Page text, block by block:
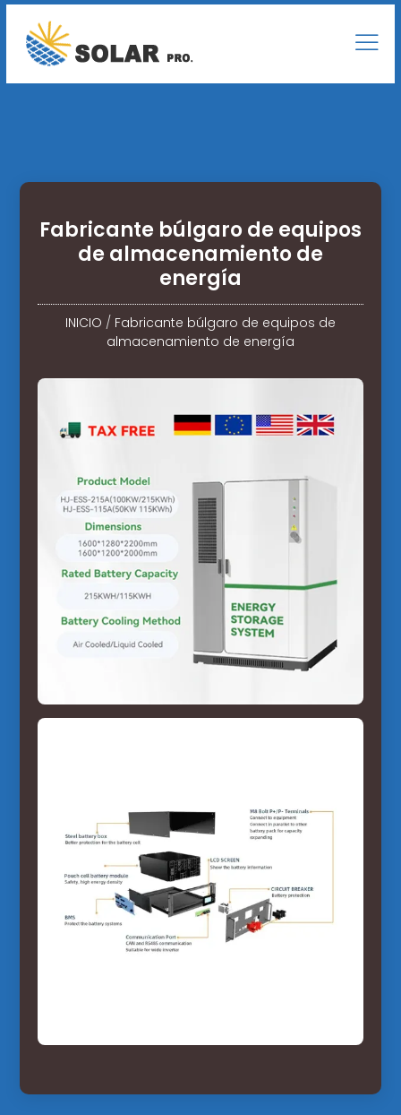
Fabricante búlgaro de equipos
de almacenamiento de
energía
INICIO / Fabricante búlgaro de equipos de
almacenamiento de energía